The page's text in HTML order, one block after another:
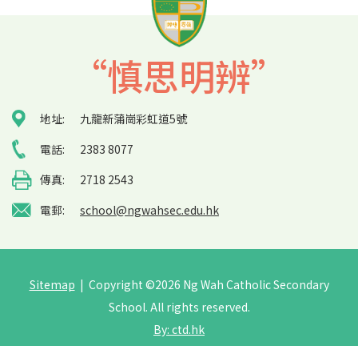
面
“慎思明辨”
地址:
九龍新蒲崗彩虹道5號
電話:
2383 8077
傳真:
2718 2543
電郵:
school@ngwahsec.edu.hk
Sitemap | Copyright ©2026 Ng Wah Catholic Secondary
School. All rights reserved.
By: ctd.hk